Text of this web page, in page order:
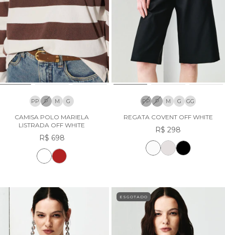
PP P M G
CAMISA POLO MARIELA
LISTRADA OFF WHITE
R$ 698
PP P M G GG
REGATA COVENT OFF WHITE
R$ 298
ESGOTADO